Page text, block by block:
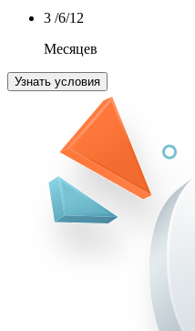
3 /6/12
Месяцев
Узнать условия